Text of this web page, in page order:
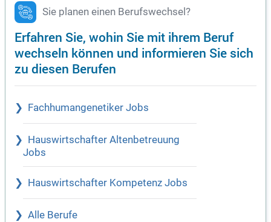
Sie planen einen Berufswechsel?
Erfahren Sie, wohin Sie mit ihrem Beruf
wechseln können und informieren Sie sich
zu diesen Berufen
Fachhumangenetiker Jobs
Hauswirtschafter Altenbetreuung
Jobs
Hauswirtschafter Kompetenz Jobs
Alle Berufe